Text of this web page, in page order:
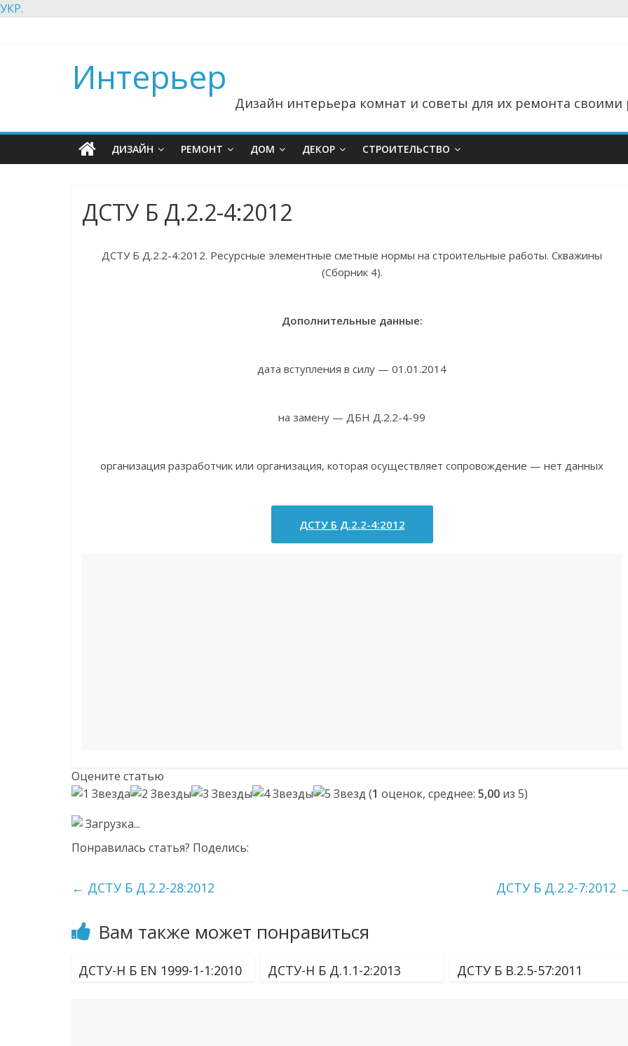
УКР.
Интерьер
Дизайн интерьера комнат и советы для их ремонта
ДИЗАЙН РЕМОНТ ДОМ ДЕКОР СТРОИТЕЛЬСТВО
ДСТУ Б Д.2.2-4:2012
ДСТУ Б Д.2.2-4:2012. Ресурсные элементные сметные нормы на строительные работы. Скважины
(Сборник 4).
Дополнительные данные:
дата вступления в силу — 01.01.2014
на замену — ДБН Д.2.2-4-99
организация разработчик или организация, которая осуществляет сопровождение — нет данных
ДСТУ Б Д.2.2-4:2012
Оцените статью
(1 оценок, среднее: 5,00 из 5)
Загрузка...
Понравилась статья? Поделись:
← ДСТУ Б Д.2.2-28:2012 ДСТУ Б Д.2.2-7:2012
Вам также может понравиться
ДСТУ-Н Б EN 1999-1-1:2010 ДСТУ-Н Б Д.1.1-2:2013 ДСТУ Б В.2.5-57:2011